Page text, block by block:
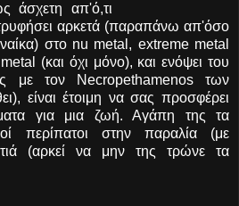
άσχετη απ'ό,τι
αρκετά (παραπάνω απ'όσο
στο nu metal, extreme metal
(και όχι μόνο), και ενόψει του
με τον Necropethamenos των
είναι έτοιμη να σας προσφέρει
για μια ζωή. Αγάπη της τα
περίπατοι στην παραλία (με
(αρκεί να μην της τρώνε τα